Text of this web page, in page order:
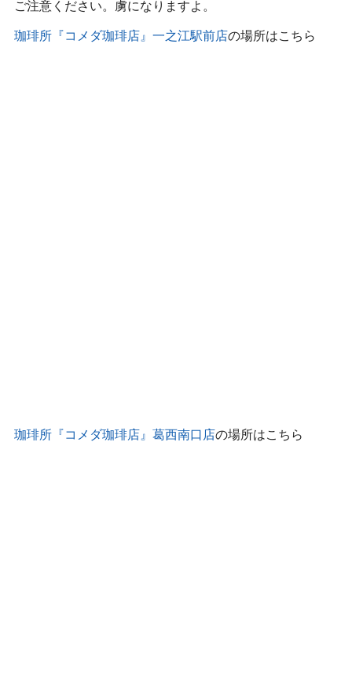
ご注意ください。虜になりますよ。
珈琲所『コメダ珈琲店』一之江駅前店の場所はこちら
珈琲所『コメダ珈琲店』葛西南口店の場所はこちら